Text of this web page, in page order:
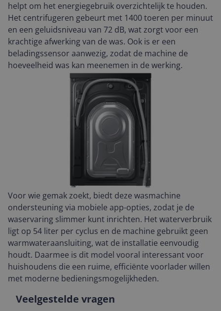
helpt om het energiegebruik overzichtelijk te houden.
Het centrifugeren gebeurt met 1400 toeren per minuut
en een geluidsniveau van 72 dB, wat zorgt voor een
krachtige afwerking van de was. Ook is er een
beladingssensor aanwezig, zodat de machine de
hoeveelheid was kan meenemen in de werking.
Voor wie gemak zoekt, biedt deze wasmachine
ondersteuning via mobiele app-opties, zodat je de
waservaring slimmer kunt inrichten. Het waterverbruik
ligt op 54 liter per cyclus en de machine gebruikt geen
warmwateraansluiting, wat de installatie eenvoudig
houdt. Daarmee is dit model vooral interessant voor
huishoudens die een ruime, efficiënte voorlader willen
met moderne bedieningsmogelijkheden.
Veelgestelde vragen